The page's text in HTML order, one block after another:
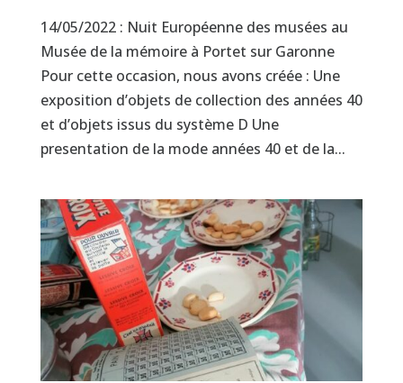
14/05/2022 : Nuit Européenne des musées au
Musée de la mémoire à Portet sur Garonne
Pour cette occasion, nous avons créée : Une
exposition d’objets de collection des années 40
et d’objets issus du système D Une
presentation de la mode années 40 et de la...